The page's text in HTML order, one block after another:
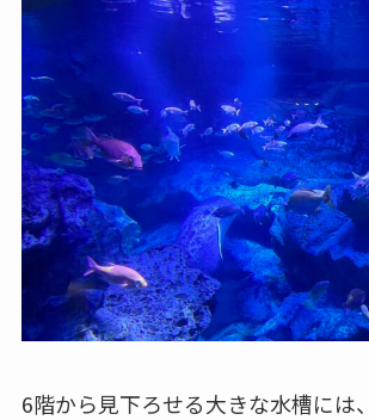
6階から見下ろせる大きな水槽には